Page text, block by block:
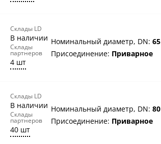
Склады LD
В наличии
Склады
партнеров
4 шт
Номинальный диаметр, DN: 65
Присоединение: Приварное
Склады LD
В наличии
Склады
партнеров
40 шт
Номинальный диаметр, DN: 80
Присоединение: Приварное